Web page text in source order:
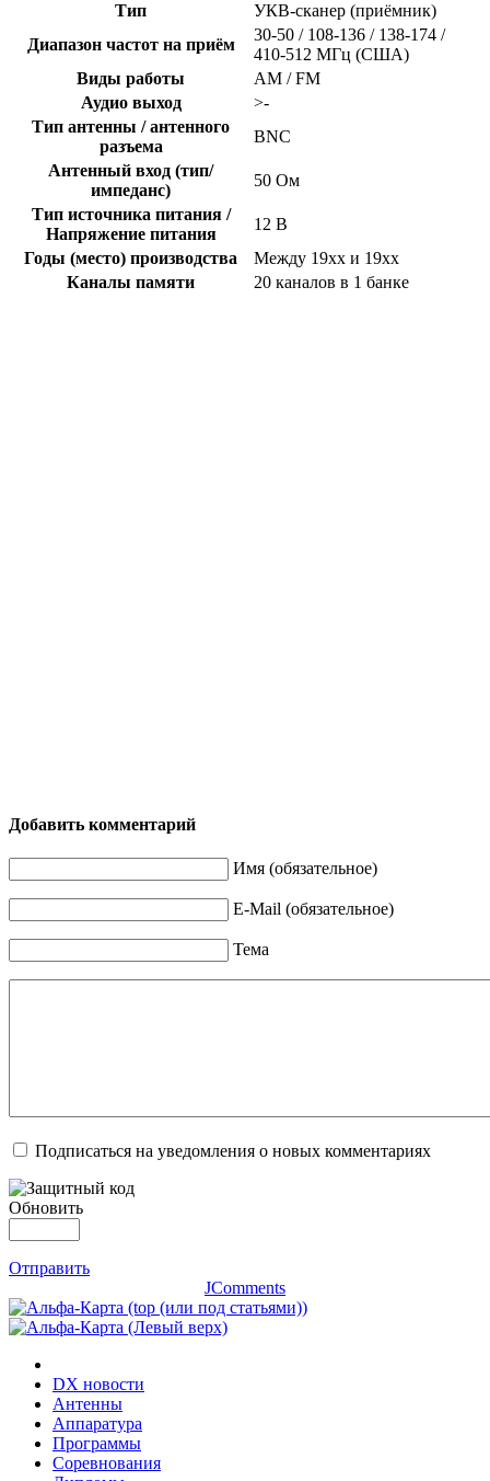
Тип
УКВ-сканер (приёмник)
Диапазон частот на приём
30-50 / 108-136 / 138-174 /
410-512 МГц (США)
Виды работы
AM / FM
Аудио выход
>-
Тип антенны / антенного
разъема
BNC
Антенный вход (тип/
импеданс)
50 Ом
Тип источника питания /
Напряжение питания
12 В
Годы (место) производства
Между 19xx и 19xx
Каналы памяти
20 каналов в 1 банке
Добавить комментарий
Имя (обязательное)
E-Mail (обязательное)
Тема
Подписаться на уведомления о новых комментариях
Обновить
Отправить
JComments
DX новости
Антенны
Аппаратура
Программы
Соревнования